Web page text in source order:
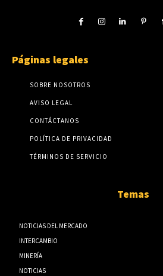
Páginas legales
SOBRE NOSOTROS
AVISO LEGAL
CONTÁCTANOS
POLÍTICA DE PRIVACIDAD
TÉRMINOS DE SERVICIO
Temas
NOTICIAS DEL MERCADO
INTERCAMBIO
MINERÍA
NOTICIAS